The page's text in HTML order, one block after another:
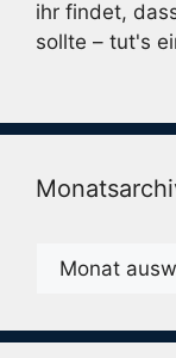
ihr findet,
sollte – tut's
Monatsarchiv